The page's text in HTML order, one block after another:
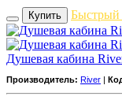
Купить Быстрый
Душевая кабина
Производитель: River